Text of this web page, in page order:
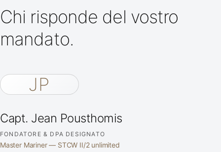
Chi risponde del vostro
mandato.
JP
Capt. Jean Pousthomis
FONDATORE & DPA DESIGNATO
Master Mariner — STCW II/2 unlimited